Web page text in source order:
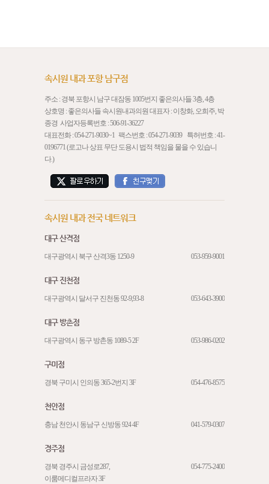
속시원 내과 포항 남구점
주소 : 경북 포항시 남구 대잠동 1005번지 좋은의사들 3층, 4층
상호명 : 좋은의사들 속시원내과의원 대표자 : 이창화, 오희주, 박
종경 사업자등록번호 : 506-91-36227
대표전화 :054-271-9030~1 팩스번호 : 054-271-9039 특허번호 : 41-
0196771 (로고나 상표 무단 도용시 법적 책임을 물을 수 있습니
다.)
속시원 내과 전국 네트워크
대구 산격점
대구광역시 북구 산격3동 1250-9 053-959-9001
대구 진천점
대구광역시 달서구 진천동 92-9,93-8 053-643-3900
대구 방촌점
대구광역시 동구 방촌동 1089-5 2F 053-986-0202
구미점
경북 구미시 인의동 365-2번지 3F 054-476-8575
천안점
충남 천안시 동남구 신방동 924 4F 041-579-0307
경주점
경북 경주시 금성로287,
이룸메디컬프라자 3F
054-775-2400